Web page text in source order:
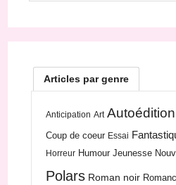
Articles par genre
Anticipation Art Autoédition
Coup de coeur Essai
Horreur Humour Jeunesse
Polars Roman noir